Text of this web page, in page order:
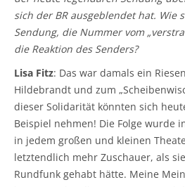
sich der BR ausgeblendet hat. Wie
Sendung, die Nummer vom
die Reaktion des Senders?
Lisa Fitz: Das war damals ein
Hildebrandt und zum
dieser Solidarität könnten sich
Beispiel nehmen! Die Folge wurde
in jedem großen und kleinen
letztendlich mehr Zuschauer, als
Rundfunk gehabt hätte. Meine